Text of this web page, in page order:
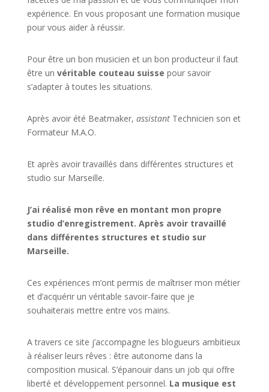
expérience. En vous proposant une formation musique
pour vous aider à réussir.
Pour être un bon musicien et un bon producteur il faut
être un véritable couteau suisse pour savoir
s’adapter à toutes les situations.
Après avoir été Beatmaker, assistant Technicien son et
Formateur M.A.O.
Et après avoir travaillés dans différentes structures et
studio sur Marseille.
J’ai réalisé mon rêve en montant mon propre
studio d’enregistrement. Après avoir travaillé
dans différentes structures et studio sur
Marseille.
Ces expériences m’ont permis de maîtriser mon métier
et d’acquérir un véritable savoir-faire que je
souhaiterais mettre entre vos mains.
A travers ce site j’accompagne les blogueurs ambitieux
à réaliser leurs rêves : être autonome dans la
composition musical. S’épanouir dans un job qui offre
liberté et développement personnel. La musique est